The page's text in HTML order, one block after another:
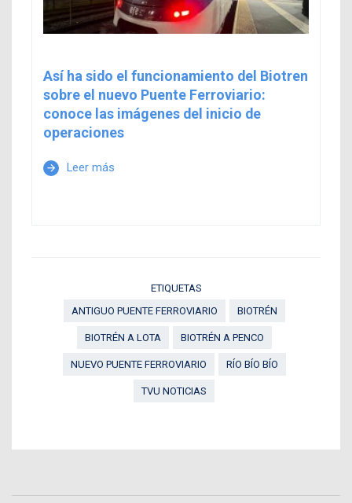
Así ha sido el funcionamiento del Biotren
sobre el nuevo Puente Ferroviario:
conoce las imágenes del inicio de
operaciones
arrow_forward Leer más
ETIQUETAS
ANTIGUO PUENTE FERROVIARIO
BIOTRÉN
BIOTRÉN A LOTA BIOTRÉN A PENCO
NUEVO PUENTE FERROVIARIO RÍO BÍO BÍO
TVU NOTICIAS